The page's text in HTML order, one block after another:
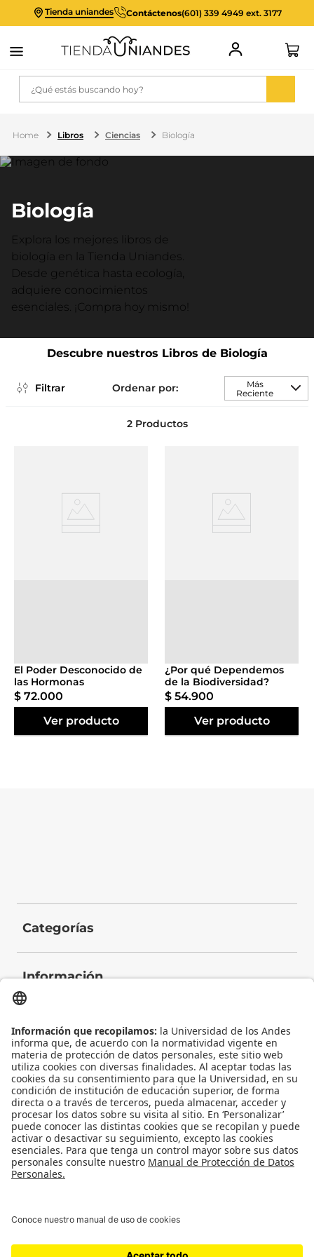
Tienda uniandes Contáctenos(601) 339 4949 ext. 3177
¿Qué estás buscando hoy?
Libros Ciencias Biología
Biología
Explora los mejores libros de
biología en la Tienda Uniandes.
Desde genética hasta ecología,
adquiere conocimientos
esenciales. ¡Compra hoy mismo!
Descubre nuestros Libros de Biología
Filtrar
Más
Reciente
2 Productos
El Poder Desconocido de
las Hormonas
$ 72.000
Ver producto
¿Por qué Dependemos
de la Biodiversidad?
$ 54.900
Ver producto
Categorías
Información
Contacto
Universidad de los Andes | Vigilada Mineducación
Reconocimiento como Universidad: Decreto 1297 del 30 de mayo de 1964.
Reconocimiento personería jurídica: Resolución 28 del 23 de febrero de 1949
vigentes sobre propiedad Intelectual, por lo tanto su utilización parcial o total,
préstamo público e importación, total o parcial, en todo o en parte, en
formato impreso o digital y en cualquier formato conocido o por conocer, se